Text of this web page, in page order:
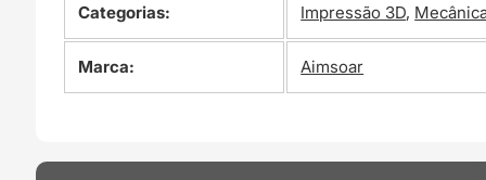
Categorias: Impressão 3D,
Marca: Aimsoar